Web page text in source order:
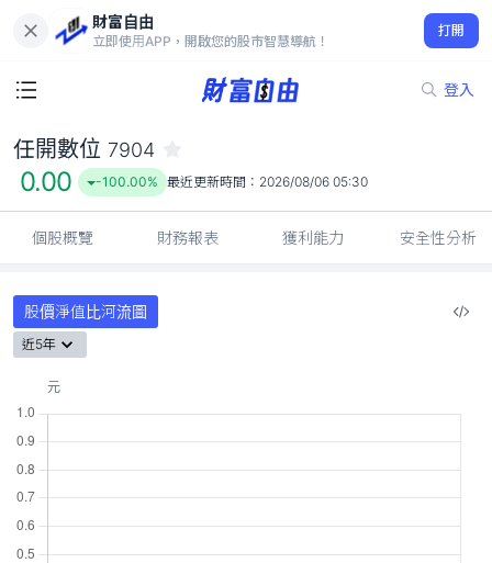
財富自由
立即使用APP，開啟您的股市智慧導航！
打開
登入
0.00
-100.00%
任開數位 7904
0.00 -100.00% 最近更新時間： 2026/08/06 05:30
個股概覽 財務報表 獲利能力 安全性分析
股價淨值比河流圖
近5年